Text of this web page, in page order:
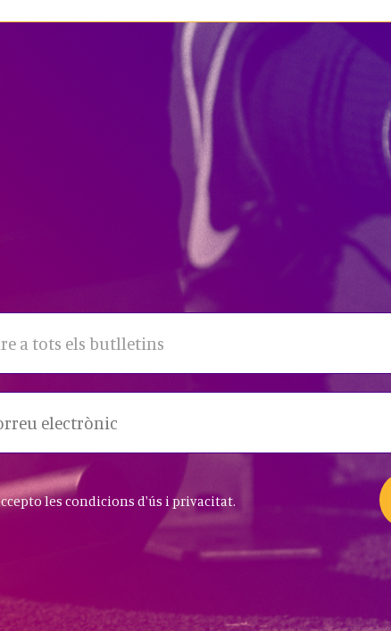
a tots els butlletins
les condicions d'ús i privacitat.